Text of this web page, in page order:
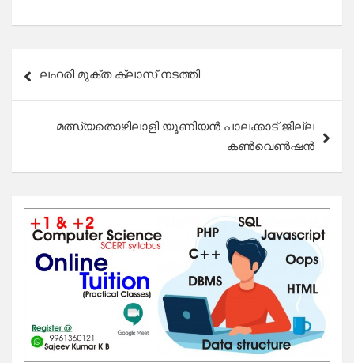
navigation
ലഹരി മുക്ത ക്ലാസ് നടത്തി
മത്സ്യതൊഴിലാളി യൂണിയൻ പാലക്കാട് ജില്ല
കൺവെൺഷൻ